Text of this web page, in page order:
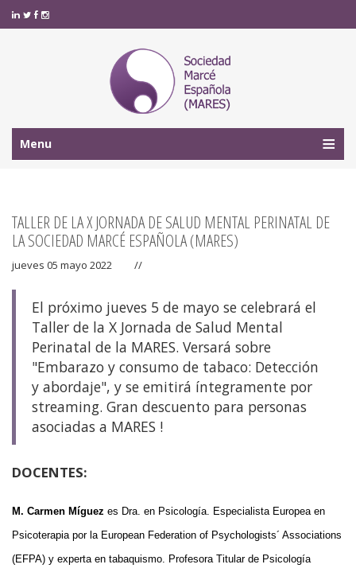
Menu
TALLER DE LA X JORNADA DE SALUD MENTAL PERINATAL DE
LA SOCIEDAD MARCÉ ESPAÑOLA (MARES)
jueves 05 mayo 2022 //
El próximo jueves 5 de mayo se celebrará el
Taller de la X Jornada de Salud Mental
Perinatal de la MARES. Versará sobre
"Embarazo y consumo de tabaco: Detección
y abordaje", y se emitirá íntegramente por
streaming. Gran descuento para personas
asociadas a MARES !
DOCENTES:
M. Carmen Míguez es Dra. en Psicología. Especialista Europea en
Psicoterapia por la European Federation of Psychologists´ Associations
(EFPA) y experta en tabaquismo. Profesora Titular de Psicología